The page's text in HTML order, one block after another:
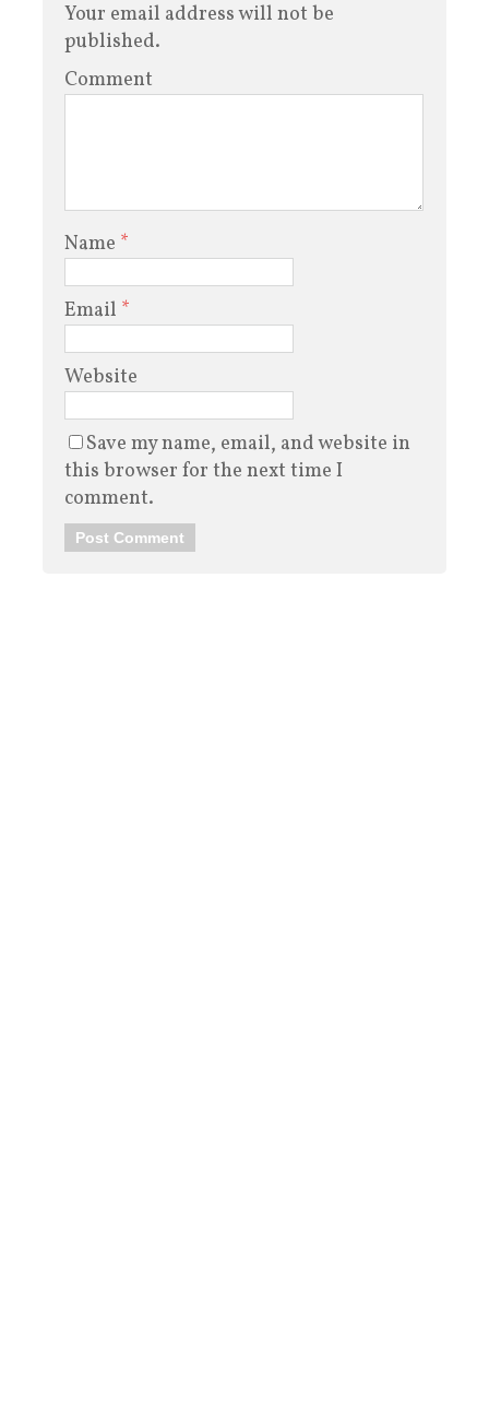
Your email address will not be
published.
Comment
Name *
Email *
Website
Save my name, email, and website in
this browser for the next time I
comment.